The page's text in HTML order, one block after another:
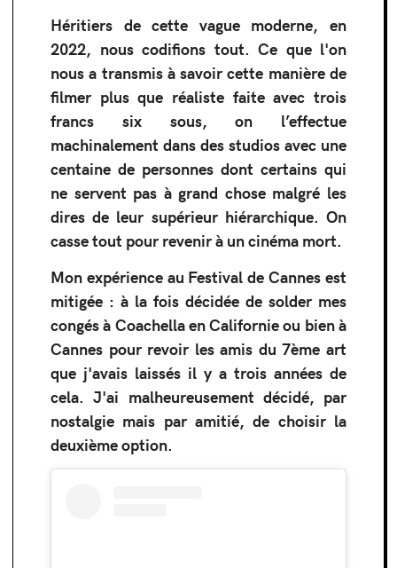
Héritiers de cette vague moderne, en
2022, nous codifions tout. Ce que l'on
nous a transmis à savoir cette manière de
filmer plus que réaliste faite avec trois
francs six sous, on l’effectue
machinalement dans des studios avec une
centaine de personnes dont certains qui
ne servent pas à grand chose malgré les
dires de leur supérieur hiérarchique. On
casse tout pour revenir à un cinéma mort.
Mon expérience au Festival de Cannes est
mitigée : à la fois décidée de solder mes
congés à Coachella en Californie ou bien à
Cannes pour revoir les amis du 7ème art
que j'avais laissés il y a trois années de
cela. J'ai malheureusement décidé, par
nostalgie mais par amitié, de choisir la
deuxième option.